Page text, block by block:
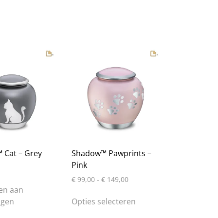
Cat – Grey
aan
Shadow™ Pawprints –
Pink
€ 99,00 - € 149,00Prijsklasse:
tot
Opties selecteren